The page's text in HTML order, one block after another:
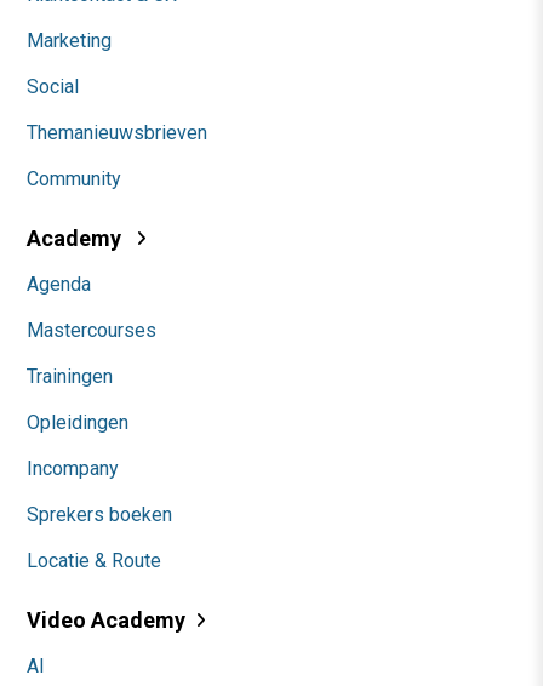
Marketing
Social
Themanieuwsbrieven
Community
Academy
Agenda
Mastercourses
Trainingen
Opleidingen
Incompany
Sprekers boeken
Locatie & Route
Video Academy
AI